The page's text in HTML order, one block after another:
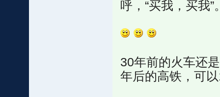
呼，“买我，买我”
30年前的火车还
年后的高铁，可